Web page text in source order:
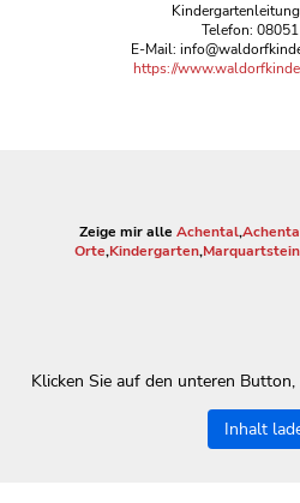
Telefon:
E-Mail:
https://
Zeige mir alle Achental,
Orte,Kindergarten,Marquartstein
Klicken Sie auf den unteren
Inhalt